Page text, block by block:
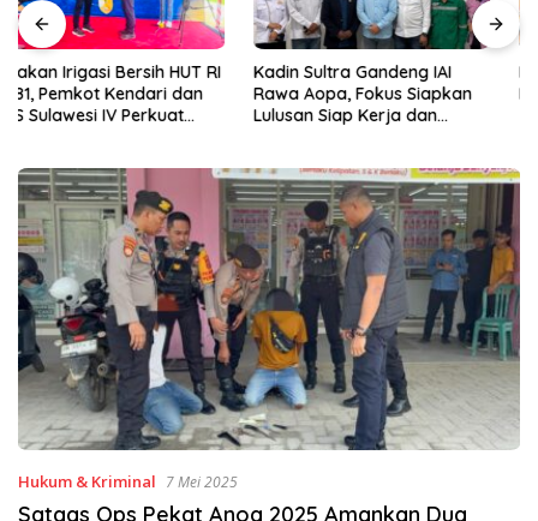
Kadin Sultra Gandeng IAI
Rawa Aopa, Fokus Siapkan
Lulusan Siap Kerja dan
Puluhan Tenant Ramaikan
Festival Kuliner Sultra Maimo
2026
Hukum & Kriminal 7 Mei 2025
Satgas Ops Pekat Anoa 2025 Amankan Dua